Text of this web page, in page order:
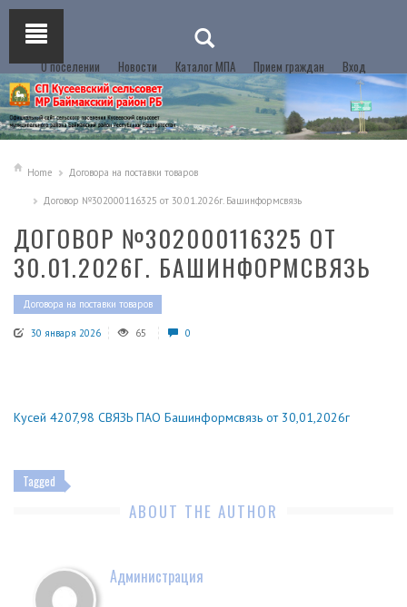
О поселении Новости Каталог МПА Прием граждан Вход
Home Договора на поставки товаров
Договор №302000116325 от 30.01.2026г. Башинформсвязь
ДОГОВОР №302000116325 ОТ
30.01.2026Г. БАШИНФОРМСВЯЗЬ
Договора на поставки товаров
30 января 2026 65 0
Кусей 4207,98 СВЯЗЬ ПАО Башинформсвязь от 30,01,2026г
Tagged
ABOUT THE AUTHOR
Администрация